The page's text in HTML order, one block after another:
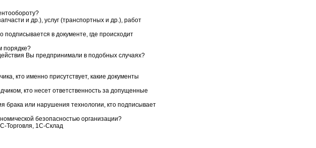
и др.), услуг (транспортных и др.), работ
в документе, где происходит
порядке?
Вы предпринимали в подобных случаях?
кто именно присутствует, какие документы
кто несет ответственность за допущенные
брака или нарушения технологии, кто подписывает
безопасностью организации?
Торговля, 1С-Склад